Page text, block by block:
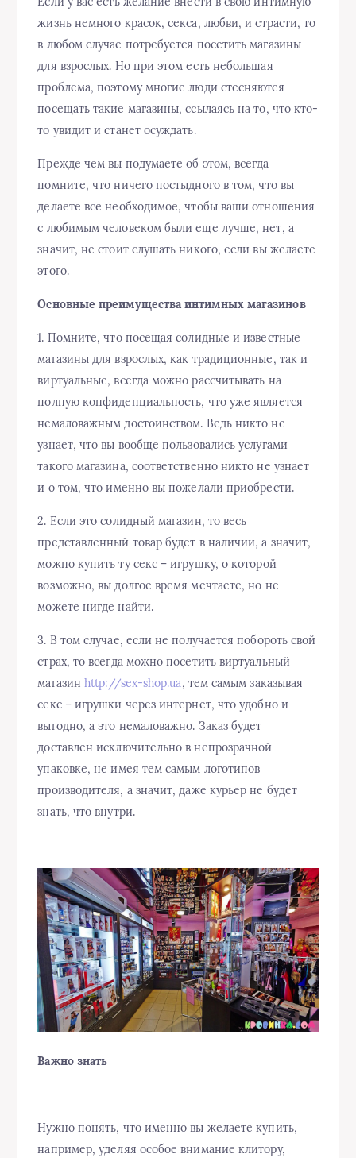
жизнь немного красок, секса, любви, и страсти, то
в любом случае потребуется посетить магазины
для взрослых. Но при этом есть небольшая
проблема, поэтому многие люди стесняются
посещать такие магазины, ссылаясь на то, что кто-
то увидит и станет осуждать.
Прежде чем вы подумаете об этом, всегда
помните, что ничего постыдного в том, что вы
делаете все необходимое, чтобы ваши отношения
с любимым человеком были еще лучше, нет, а
значит, не стоит слушать никого, если вы желаете
этого.
Основные преимущества интимных магазинов
1. Помните, что посещая солидные и известные
магазины для взрослых, как традиционные, так и
виртуальные, всегда можно рассчитывать на
полную конфиденциальность, что уже является
немаловажным достоинством. Ведь никто не
узнает, что вы вообще пользовались услугами
такого магазина, соответственно никто не узнает
и о том, что именно вы пожелали приобрести.
2. Если это солидный магазин, то весь
представленный товар будет в наличии, а значит,
можно купить ту секс – игрушку, о которой
возможно, вы долгое время мечтаете, но не
можете нигде найти.
3. В том случае, если не получается побороть свой
страх, то всегда можно посетить виртуальный
магазинhttp://sex-shop.ua, тем самым заказывая
секс – игрушки через интернет, что удобно и
выгодно, а это немаловажно. Заказ будет
доставлен исключительно в непрозрачной
упаковке, не имея тем самым логотипов
производителя, а значит, даже курьер не будет
знать, что внутри.
Важно знать
Нужно понять, что именно вы желаете купить,
например, уделяя особое внимание клитору,